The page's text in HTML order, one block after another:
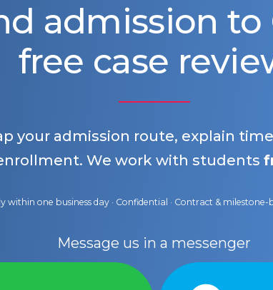
admission
free case
your admission route, explain
We work with students
within one business day · Confidential · Contract &
Message us in a messenger